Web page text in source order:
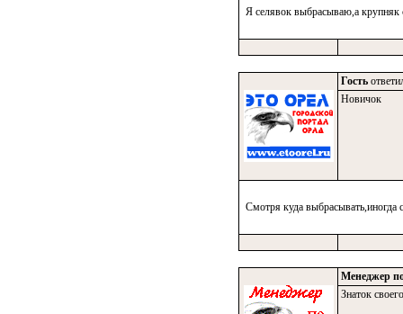
Я селявок выбрасываю,а крупняк
Гость
Новичок
Смотря куда выбрасывать,иногда
Менеджер
Знаток